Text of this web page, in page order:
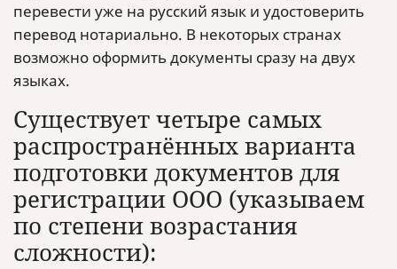
перевести уже на русский язык и удостоверить
перевод нотариально. В некоторых странах
возможно оформить документы сразу на двух
языках.
Существует четыре самых
распространённых варианта
подготовки документов для
регистрации ООО (указываем
по степени возрастания
сложности):